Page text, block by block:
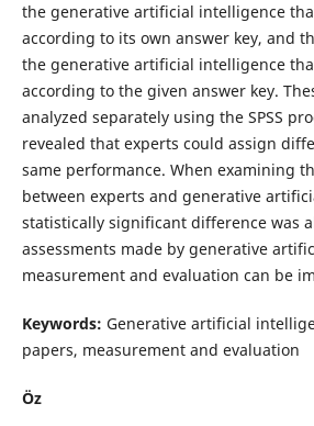
the generative artificial intelligence
according to its own answer key, and
the generative artificial intelligence
according to the given answer key.
analyzed separately using the SPSS
revealed that experts could assign
same performance. When examining
between experts and generative
statistically significant difference was
assessments made by generative
measurement and evaluation can be
Keywords: Generative artificial
papers, measurement and evaluation
Öz